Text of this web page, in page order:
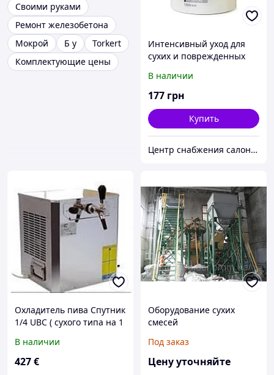
Своими руками
Ремонт железобетона
Мокрой
Б у
Torkert
Комплектующие цены
Интенсивный уход для
сухих и поврежденных
В наличии
177 грн
Купить
Центр снабжения салонов красоты DenIC
Охладитель пива Спутник
1/4 UBC ( сухого типа на 1
В наличии
427€
Оборудование сухих
смесей
Под заказ
Цену уточняйте